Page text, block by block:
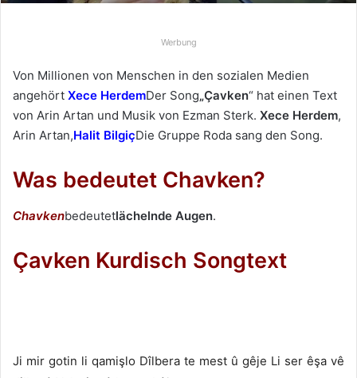
E
i
l
Werbung
Von Millionen von Menschen in den sozialen Medien
angehört Xece HerdemDer Song„Çavken“ hat einen Text
von Arin Artan und Musik von Ezman Sterk. Xece Herdem,
Arin Artan,Halit BilgiçDie Gruppe Roda sang den Song.
Was bedeutet Chavken?
Chavkenbedeutetlächelnde Augen.
Çavken Kurdisch Songtext
Ji mir gotin li qamişlo Dîlbera te mest û gêje Li ser êşa vê